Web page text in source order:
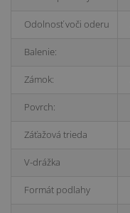
Odolnosť voči oderu
Balenie:
Zámok:
Povrch:
Záťažová trieda
V-drážka
Formát podlahy